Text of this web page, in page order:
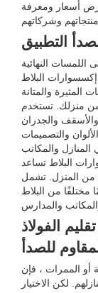
أسعار ومعرفة
التطبيق
اللمسات النهائية
إكسسوارات البلاط
المثيرة والمتانة
من منزلك. تستخدم
والجدران
والتصميمات
والمكاتب
البلاط تساعد
من المنزل. تشمل
مختلفًا من البلاط
الفولاذ
للصدأ
أو الممرات ، فإن
لكن الاختيار